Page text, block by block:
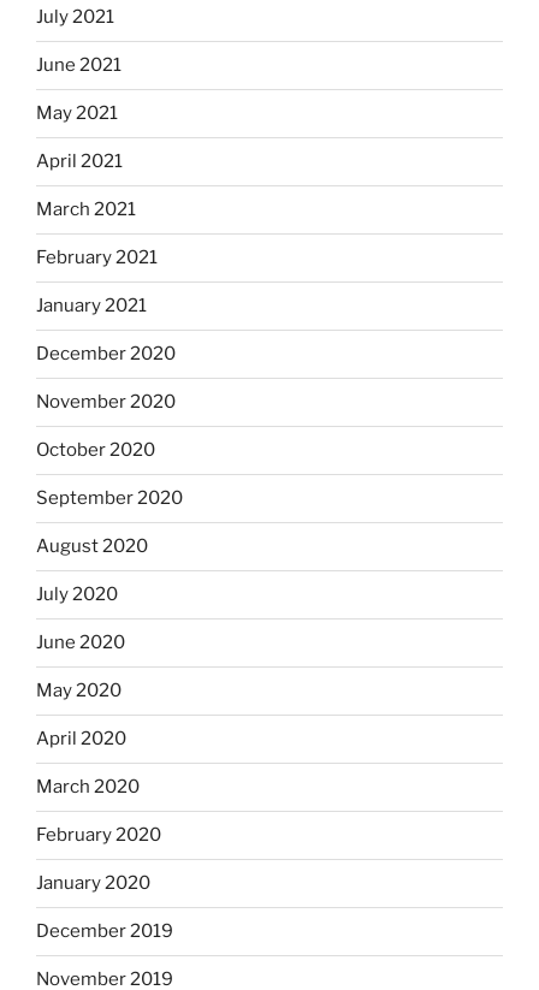
July 2021
June 2021
May 2021
April 2021
March 2021
February 2021
January 2021
December 2020
November 2020
October 2020
September 2020
August 2020
July 2020
June 2020
May 2020
April 2020
March 2020
February 2020
January 2020
December 2019
November 2019